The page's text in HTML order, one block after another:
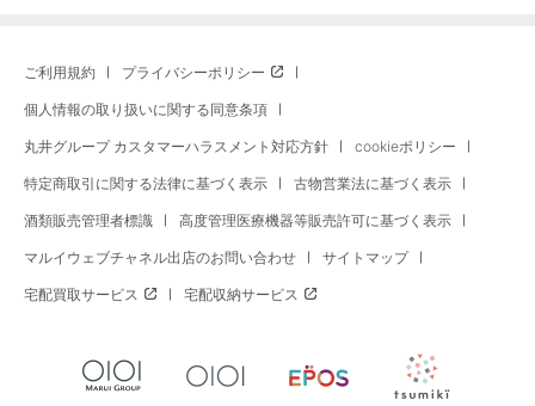
ご利用規約 プライバシーポリシー
個人情報の取り扱いに関する同意条項
丸井グループ カスタマーハラスメント対応方針 cookieポリシー
特定商取引に関する法律に基づく表示 古物営業法に基づく表示
酒類販売管理者標識 高度管理医療機器等販売許可に基づく表示
マルイウェブチャネル出店のお問い合わせ サイトマップ
宅配買取サービス 宅配収納サービス